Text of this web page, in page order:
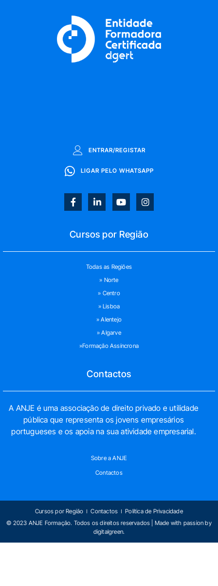
ENTRAR/REGISTAR
LIGAR PELO WHATSAPP
Cursos por Região
Todas as Regiões
» Norte
» Centro
» Lisboa
» Alentejo
» Algarve
»Formação Assíncrona
Contactos
A ANJE é uma associação de direito privado e utilidade
pública que representa os jovens empresários
portugueses e os apoia na sua atividade empresarial.
Sobre a ANJE
Contactos
Cursos por Região Contactos
Política de Privacidade
© 2023 ANJE Formação. Todos os direitos reservados | Made with passion by
digitalgreen.